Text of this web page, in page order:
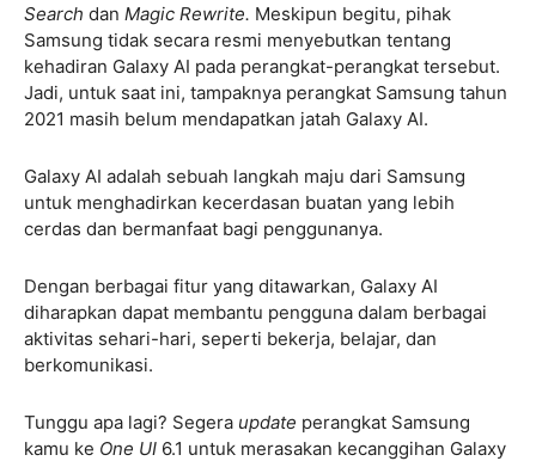
Search dan Magic Rewrite. Meskipun begitu, pihak
Samsung tidak secara resmi menyebutkan tentang
kehadiran Galaxy AI pada perangkat-perangkat tersebut.
Jadi, untuk saat ini, tampaknya perangkat Samsung tahun
2021 masih belum mendapatkan jatah Galaxy AI.
Galaxy AI adalah sebuah langkah maju dari Samsung
untuk menghadirkan kecerdasan buatan yang lebih
cerdas dan bermanfaat bagi penggunanya.
Dengan berbagai fitur yang ditawarkan, Galaxy AI
diharapkan dapat membantu pengguna dalam berbagai
aktivitas sehari-hari, seperti bekerja, belajar, dan
berkomunikasi.
Tunggu apa lagi? Segera update perangkat Samsung
kamu ke One UI 6.1 untuk merasakan kecanggihan Galaxy